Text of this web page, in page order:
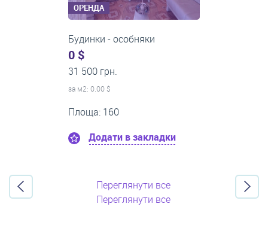
ОРЕНДА
1-кімнатні квартири
0 $
21 500 грн.
за м2: 0.00 $
Поверх:8
Переглянути все
Переглянути все